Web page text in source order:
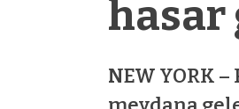
hasar
NEW YORK